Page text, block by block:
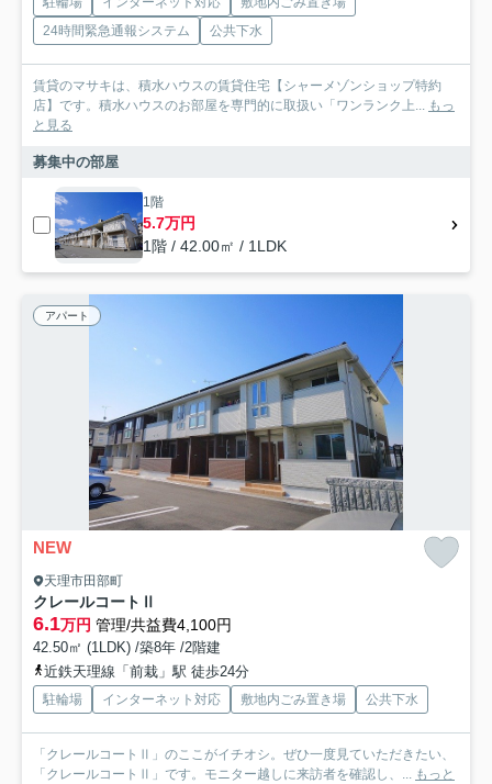
24時間緊急通報システム
公共下水
賃貸のマサキは、積水ハウスの賃貸住宅【シャーメゾンショップ特約
店】です。積水ハウスのお部屋を専門的に取扱い「ワンランク上... もっ
と見る
募集中の部屋
1階
5.7万円
1階 / 42.00㎡ / 1LDK
アパート
NEW
天理市田部町
クレールコートⅡ
6.1万円 管理/共益費4,100円
42.50㎡ (1LDK) /築8年 /2階建
近鉄天理線「前栽」駅 徒歩24分
駐輪場 インターネット対応 敷地内ごみ置き場 公共下水
「クレールコートⅡ」のここがイチオシ。ぜひ一度見ていただきたい、
「クレールコートⅡ」です。モニター越しに来訪者を確認し、... もっと